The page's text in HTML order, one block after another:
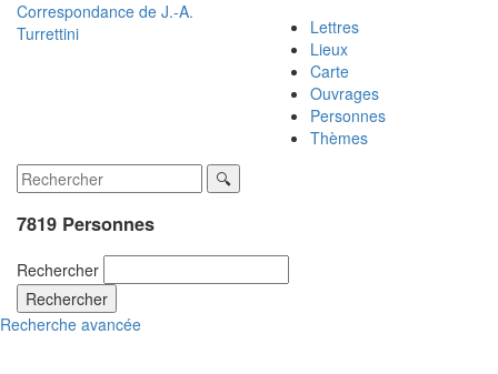
Correspondance de J.-A.
Turrettini
Lettres
Lieux
Carte
Ouvrages
Personnes
Thèmes
7819 Personnes
Rechercher
Rechercher
Recherche avancée